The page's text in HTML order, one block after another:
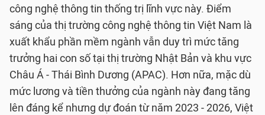
công nghệ thông tin thống trị lĩnh vực này. Điểm
sáng của thị trường công nghệ thông tin Việt Nam là
xuất khẩu phần mềm ngành vẫn duy trì mức tăng
trưởng hai con số tại thị trường Nhật Bản và khu vực
Châu Á - Thái Bình Dương (APAC). Hơn nữa, mặc dù
mức lương và tiền thưởng của ngành này đang tăng
lên đáng kể nhưng dự đoán từ năm 2023 - 2026, Việt